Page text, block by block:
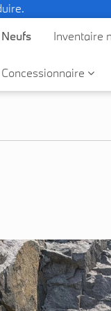
Neufs Inventaire
Concessionnaire